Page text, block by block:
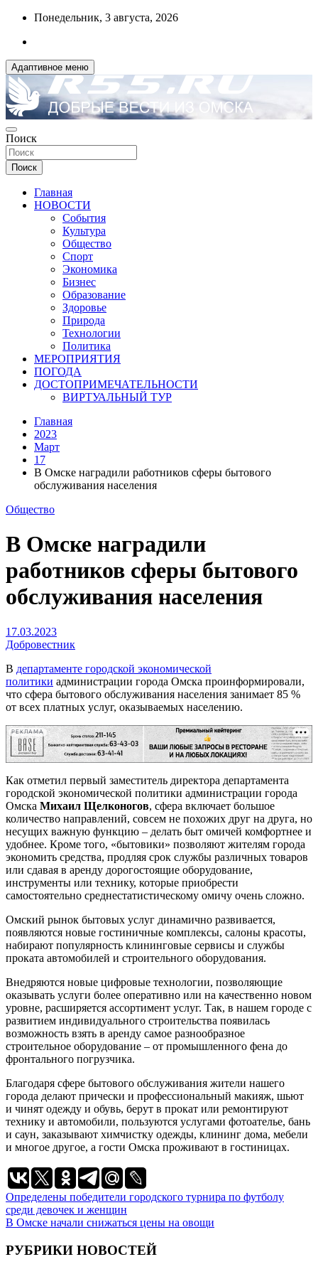
Перейти
содержимому
Понедельник, 3 августа, 2026
Адаптивное меню
R55.RU
ДОБРЫЕ ВЕСТИ ИЗ ОМСКА
Поиск
Поиск
Главная
НОВОСТИ
События
Культура
Общество
Спорт
Экономика
Бизнес
Образование
Здоровье
Природа
Технологии
Политика
МЕРОПРИЯТИЯ
ПОГОДА
ДОСТОПРИМЕЧАТЕЛЬНОСТИ
ВИРТУАЛЬНЫЙ ТУР
Главная
2023
Март
17
В Омске наградили работников сферы бытового
обслуживания населения
Общество
В Омске наградили
работников сферы бытового
обслуживания населения
17.03.2023
Добровестник
В департаменте городской экономической
политики администрации города Омска проинформировали,
что сфера бытового обслуживания населения занимает 85 %
от всех платных услуг, оказываемых населению.
РЕКЛАМА
Как отметил первый заместитель директора департамента
городской экономической политики администрации города
Омска Михаил Щелконогов, сфера включает большое
количество направлений, совсем не похожих друг на друга, но
несущих важную функцию – делать быт омичей комфортнее и
удобнее. Кроме того, «бытовики» позволяют жителям города
экономить средства, продляя срок службы различных товаров
или сдавая в аренду дорогостоящие оборудование,
инструменты или технику, которые приобрести
самостоятельно среднестатистическому омичу очень сложно.
Омский рынок бытовых услуг динамично развивается,
появляются новые гостиничные комплексы, салоны красоты,
набирают популярность клининговые сервисы и службы
проката автомобилей и строительного оборудования.
Внедряются новые цифровые технологии, позволяющие
оказывать услуги более оперативно или на качественно новом
уровне, расширяется ассортимент услуг. Так, в нашем городе с
развитием индивидуального строительства появилась
возможность взять в аренду самое разнообразное
строительное оборудование – от промышленного фена до
фронтального погрузчика.
Благодаря сфере бытового обслуживания жители нашего
города делают прически и профессиональный макияж, шьют
и чинят одежду и обувь, берут в прокат или ремонтируют
технику и автомобили, пользуются услугами фотоателье, бань
и саун, заказывают химчистку одежды, клининг дома, мебели
и многое другое, а гости Омска проживают в гостиницах.
Навигация
по
Определены победители городского турнира по футболу
среди девочек и женщин
В Омске начали снижаться цены на овощи
РУБРИКИ НОВОСТЕЙ